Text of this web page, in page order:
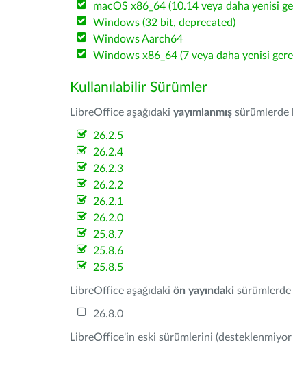
macOS x86_64 (10.14 veya daha yenisi
Windows (32 bit, deprecated)
Windows Aarch64
Windows x86_64 (7 veya daha yenisi
Kullanılabilir Sürümler
LibreOffice aşağıdaki yayımlanmış sürümlerde
26.2.5
26.2.4
26.2.3
26.2.2
26.2.1
26.2.0
25.8.7
25.8.6
25.8.5
LibreOffice aşağıdaki ön yayındaki sürümlerde
26.8.0
LibreOffice'in eski sürümlerini